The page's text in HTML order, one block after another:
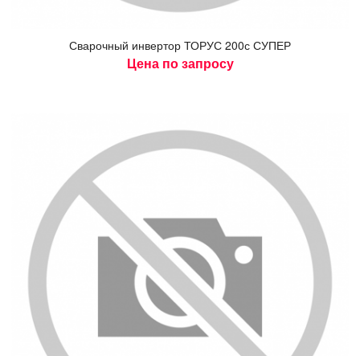
Сва­роч­ный ин­вертор ТО­РУС 200с СУ­ПЕР
Цена по запросу